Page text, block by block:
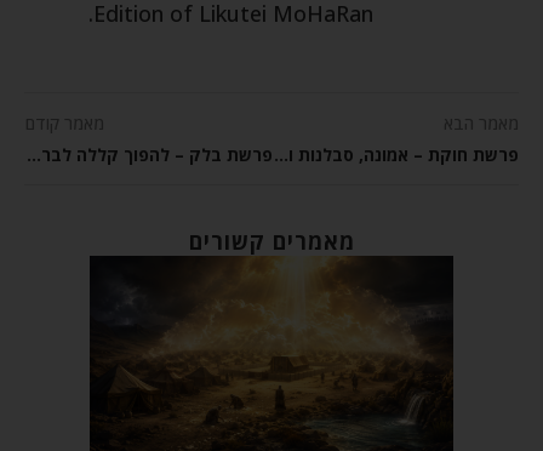
Edition of Likutei MoHaRan.
מאמר הבא
פרשת חוקת – אמונה, סבלנות וביטחון בה׳
מאמר קודם
פרשת בלק – להפוך קללה לברכה
מאמרים קשורים